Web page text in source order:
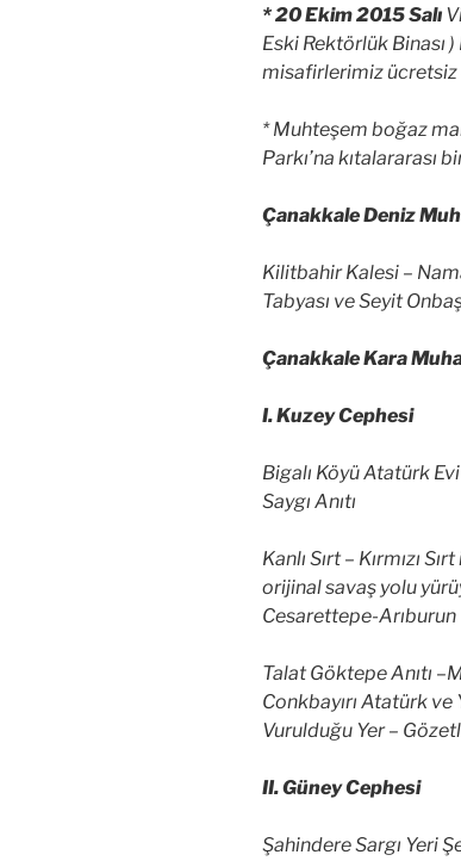
* 20 Ekim 2015 Salı
Eski Rektörlük Binası
misafirlerimiz ücretsiz
* Muhteşem boğaz
Parkı’na kıtalararası
Çanakkale Deniz
Kilitbahir Kalesi –
Tabyası ve Seyit
Çanakkale Kara
I. Kuzey Cephesi
Bigalı Köyü Atatürk
Saygı Anıtı
Kanlı Sırt – Kırmızı
orijinal savaş yolu
Cesarettepe-Arıburun
Talat Göktepe Anıtı
Conkbayırı Atatürk ve
Vurulduğu Yer –
II. Güney Cephesi
Şahindere Sargı Yeri